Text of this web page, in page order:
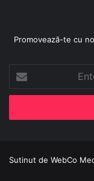
Promovează-te cu
your
Email
Sutinut de WebCo